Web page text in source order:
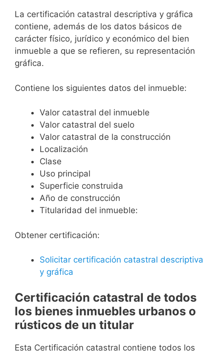
La certificación catastral descriptiva y gráfica
contiene, además de los datos básicos de
carácter físico, jurídico y económico del bien
inmueble a que se refieren, su representación
gráfica.
Contiene los siguientes datos del inmueble:
Valor catastral del inmueble
Valor catastral del suelo
Valor catastral de la construcción
Localización
Clase
Uso principal
Superficie construida
Año de construcción
Titularidad del inmueble:
Obtener certificación:
Solicitar certificación catastral descriptiva
y gráfica
Certificación catastral de todos
los bienes inmuebles urbanos o
rústicos de un titular
Esta Certificación catastral contiene todos los